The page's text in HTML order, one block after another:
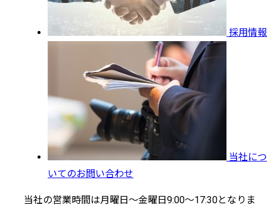
採用情報
当社につ
いてのお問い合わせ
当社の営業時間は月曜日～金曜日9:00～17:30となりま